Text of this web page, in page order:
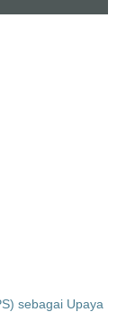
sebagai Upaya